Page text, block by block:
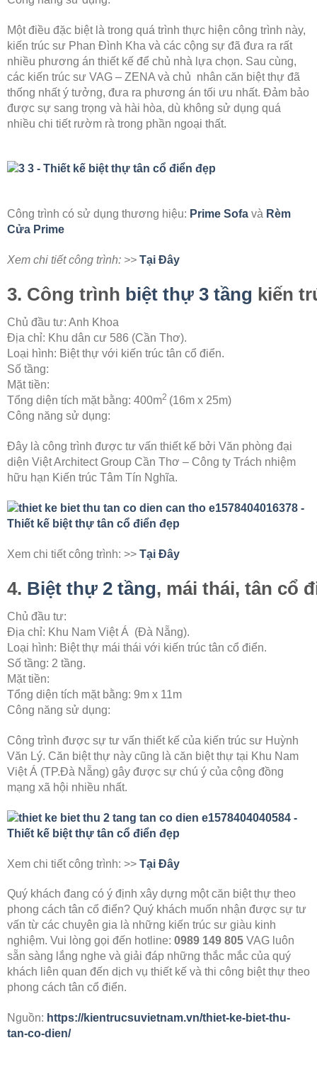
Một điều đặc biệt là trong quá trình thực hiện công trình này,
kiến trúc sư Phan Đình Kha và các cộng sự đã đưa ra rất
nhiều phương án thiết kế để chủ nhà lựa chọn. Sau cùng,
các kiến trúc sư VAG – ZENA và chủ nhân căn biệt thự đã
thống nhất ý tưởng, đưa ra phương án tối ưu nhất. Đảm bảo
được sự sang trọng và hài hòa, dù không sử dụng quá
nhiều chi tiết rườm rà trong phần ngoại thất.
Công trình có sử dụng thương hiệu: Prime Sofa và Rèm
Cửa Prime
Xem chi tiết công trình: >> Tại Đây
3. Công trình biệt thự 3 tầng kiến
Chủ đầu tư: Anh Khoa
Địa chỉ: Khu dân cư 586 (Cần Thơ).
Loại hình: Biệt thự với kiến trúc tân cổ điển.
Số tầng:
Mặt tiền:
Tổng diện tích mặt bằng: 400m2 (16m x 25m)
Công năng sử dụng:
Đây là công trình được tư vấn thiết kế bởi Văn phòng đại
diện Việt Architect Group Cần Thơ – Công ty Trách nhiệm
hữu hạn Kiến trúc Tâm Tín Nghĩa.
Xem chi tiết công trình: >> Tại Đây
4. Biệt thự 2 tầng, mái thái, tân cổ
Chủ đầu tư:
Địa chỉ: Khu Nam Việt Á (Đà Nẵng).
Loại hình: Biệt thự mái thái với kiến trúc tân cổ điển.
Số tầng: 2 tầng.
Mặt tiền:
Tổng diện tích mặt bằng: 9m x 11m
Công năng sử dụng:
Công trình được sự tư vấn thiết kế của kiến trúc sư Huỳnh
Văn Lý. Căn biệt thự này cũng là căn biệt thự tại Khu Nam
Việt Á (TP.Đà Nẵng) gây được sự chú ý của cộng đồng
mạng xã hội nhiều nhất.
Xem chi tiết công trình: >> Tại Đây
Quý khách đang có ý định xây dựng một căn biệt thự theo
phong cách tân cổ điển? Quý khách muốn nhận được sự tư
vấn từ các chuyên gia là những kiến trúc sư giàu kinh
nghiệm. Vui lòng gọi đến hotline: 0989 149 805 VAG luôn
sẵn sàng lắng nghe và giải đáp những thắc mắc của quý
khách liên quan đến dịch vụ thiết kế và thi công biệt thự theo
phong cách tân cổ điển.
Nguồn: https://kientrucsuvietnam.vn/thiet-ke-biet-thu-
tan-co-dien/